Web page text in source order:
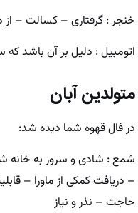
خنجر : گرفتاری – کسالت – از
اتومبیل : دلیل بر آن باشد که
متولدین آبان
در فال قهوه شما دیده شد:
شمع : شادی و سرور به خانه
– دریافت کمکی از ماورا –
حاجت – نذر و نیاز